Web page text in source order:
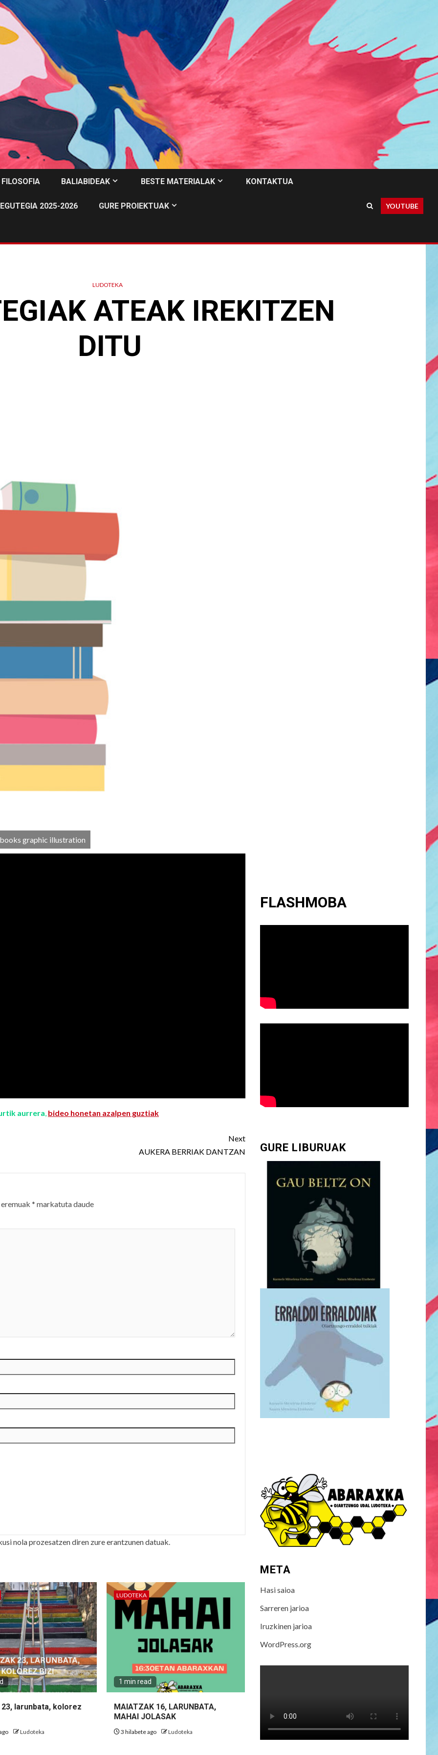
FILOSOFIA BALIABIDEAK BESTE MATERIALAK KONTAKTUA
EGUTEGIA 2025-2026 GURE PROIEKTUAK YOUTUBE
LUDOTEKA
ATEAK IREKITZEN
DITU
graphic illustration
aurrera, bideo honetan azalpen guztiak
Next
AUKERA BERRIAK DANTZAN
* markatuta daude
nola prozesatzen diren zure erantzunen datuak.
23, larunbata, kolorez
Ludoteka
LUDOTEKA
1 min read
MAIATZAK 16, LARUNBATA,
MAHAI JOLASAK
3 hilabete ago Ludoteka
FLASHMOBA
GURE LIBURUAK
META
Hasi saioa
Sarreren jarioa
Iruzkinen jarioa
WordPress.org